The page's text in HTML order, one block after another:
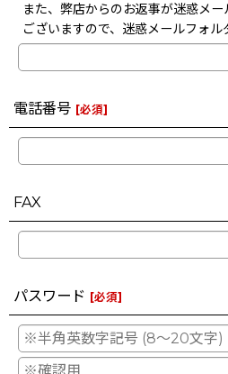
また、弊店からのお返事が迷惑メ
ございますので、迷惑メールフォル
電話番号 [必須]
FAX
パスワード [必須]